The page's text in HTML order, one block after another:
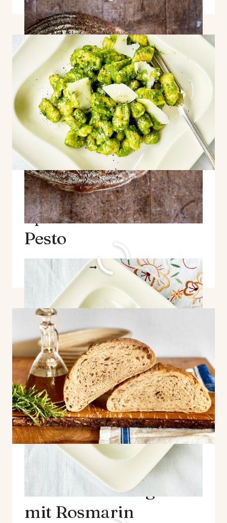
ROGGENBROT
MIT
SAUERTEIG
Ricotta Gnocchi mit
Spinat-Basilikum-
Pesto
WEITERLESEN
GNOCCHI
BASILIKUM-
PESTO
Aromatisches
Weizensauerteigbrot
mit Rosmarin